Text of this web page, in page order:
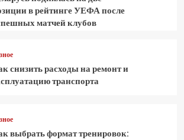
в рейтинге УЕФА после
матчей клубов
снизить расходы на ремонт и
транспорта
выбрать формат тренировок: